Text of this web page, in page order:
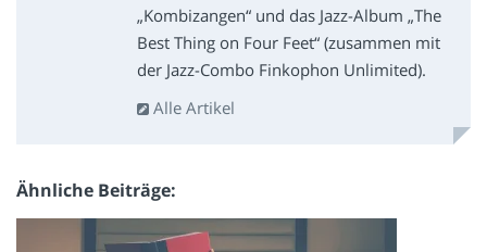
„Kombizangen“ und das Jazz-Album „The
Best Thing on Four Feet“ (zusammen mit
der Jazz-Combo Finkophon Unlimited).
Alle Artikel
Ähnliche Beiträge